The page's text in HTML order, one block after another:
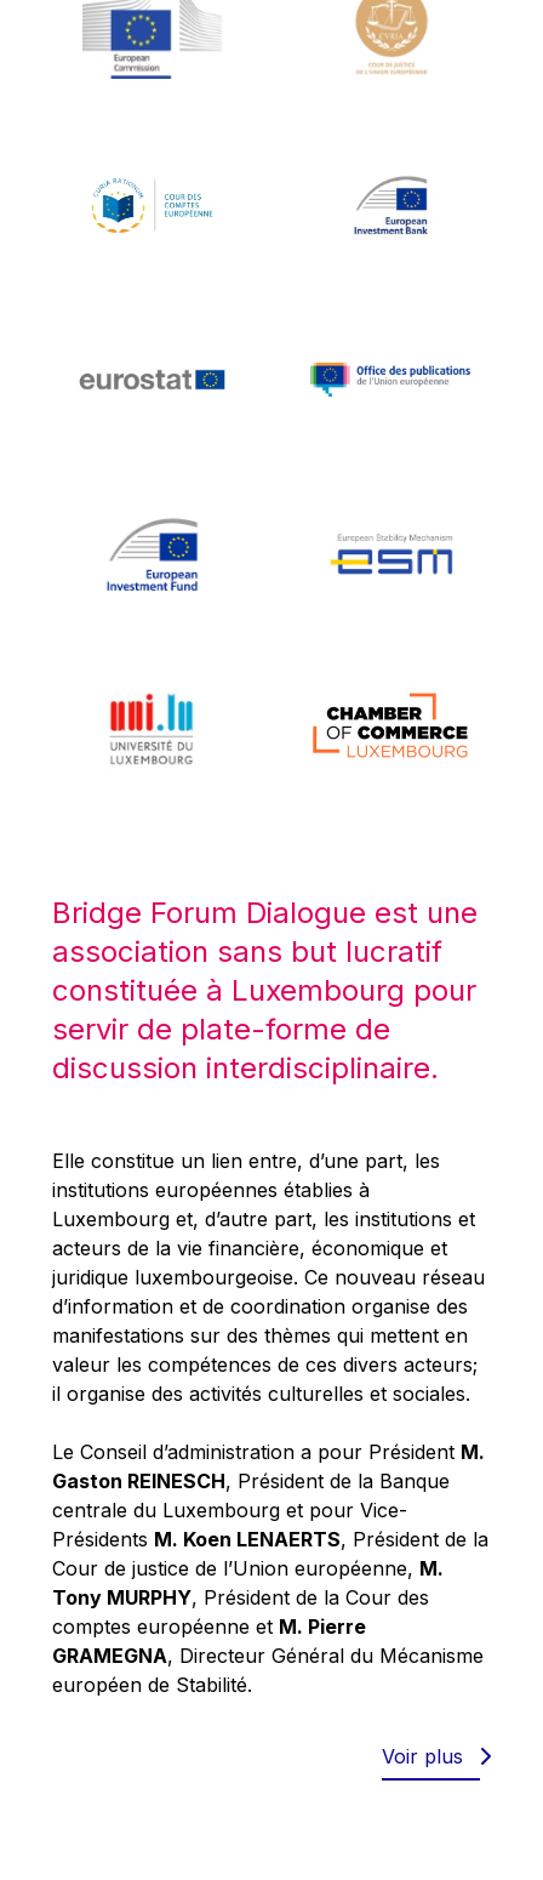
Jean-Louis Schiltz
Jean-Victor Louis
Johnny Åkerholm
Katharien L.C. Hunt
Klaus-Heiner Lehne
Koen LENAERTS
Lars Heikensten
Lucas Papademos
Máire Geoghegan-Quinn
Mario Centeno
Mario Monti
Maroš ŠEFČOVIČ
Martin Bailey
Martine Reicherts
Michael Sohlman
Michel Goedert
Mireille Delmas-Marty
Nobuo Tanaka
Otmar Issing
Paolo Mengozzi
Paschal Donohoe
Pat Cox
Patrizia Nanz
Philippe Maystadt
Pierre Gramegna
Richard Pelly
Robert Goebbels
Robert REYNDERS
Bridge Forum Dialogue est une
association sans but lucratif
constituée à Luxembourg pour
servir de plate-forme de
discussion interdisciplinaire.
Elle constitue un lien entre, d’une part, les
institutions européennes établies à
Luxembourg et, d’autre part, les institutions et
acteurs de la vie financière, économique et
juridique luxembourgeoise. Ce nouveau réseau
d’information et de coordination organise des
manifestations sur des thèmes qui mettent en
valeur les compétences de ces divers acteurs;
il organise des activités culturelles et sociales.
Le Conseil d’administration a pour Président M.
Gaston REINESCH, Président de la Banque
centrale du Luxembourg et pour Vice-
Présidents M. Koen LENAERTS, Président de la
Cour de justice de l’Union européenne, M.
Tony MURPHY, Président de la Cour des
comptes européenne et M. Pierre
GRAMEGNA, Directeur Général du Mécanisme
européen de Stabilité.
Voir plus